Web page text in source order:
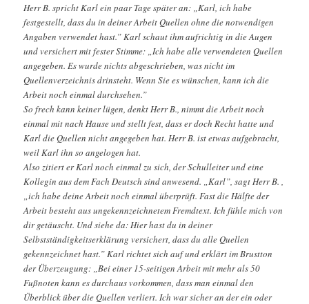
Herr B. spricht Karl ein paar Tage später an: „Karl, ich habe
festgestellt, dass du in deiner Arbeit Quellen ohne die notwendigen
Angaben verwendet hast.” Karl schaut ihm aufrichtig in die Augen
und versichert mit fester Stimme: „Ich habe alle verwendeten Quellen
angegeben. Es wurde nichts abgeschrieben, was nicht im
Quellenverzeichnis drinsteht. Wenn Sie es wünschen, kann ich die
Arbeit noch einmal durchsehen.”
So frech kann keiner lügen, denkt Herr B., nimmt die Arbeit noch
einmal mit nach Hause und stellt fest, dass er doch Recht hatte und
Karl die Quellen nicht angegeben hat. Herr B. ist etwas aufgebracht,
weil Karl ihn so angelogen hat.
Also zitiert er Karl noch einmal zu sich, der Schulleiter und eine
Kollegin aus dem Fach Deutsch sind anwesend. „Karl”, sagt Herr B. ,
„ich habe deine Arbeit noch einmal überprüft. Fast die Hälfte der
Arbeit besteht aus ungekennzeichnetem Fremdtext. Ich fühle mich von
dir getäuscht. Und siehe da: Hier hast du in deiner
Selbstständigkeitserklärung versichert, dass du alle Quellen
gekennzeichnet hast.” Karl richtet sich auf und erklärt im Brustton
der Überzeugung: „Bei einer 15-seitigen Arbeit mit mehr als 50
Fußnoten kann es durchaus vorkommen, dass man einmal den
Überblick über die Quellen verliert. Ich war sicher an der ein oder